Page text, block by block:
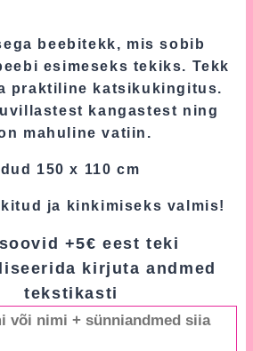
beebitekk, mis sobib
esimeseks tekiks. Tekk
praktiline katsikukingitus.
kangastest ning
mahuline vatiin.
150 x 110 cm
ja kinkimiseks valmis!
+5€ eest teki
kirjuta andmed
tekstikasti